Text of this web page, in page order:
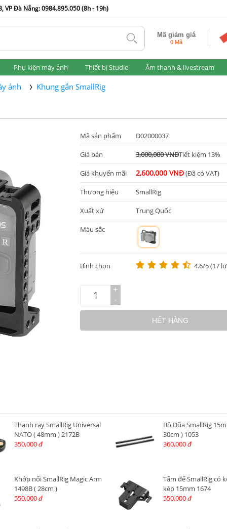
VP Đà Nẵng: 0984.895.050 (8h - 19h)
tlk Mã giảm giá
0 Mã
Phụ kiện máy ảnh Thiết bị Studio Âm thanh & livestream
ảnh Khung gắn SmallRig
Mã sản phẩm D02000037
Giá bán 3,000,000 VNĐTiết kiệm 13%
Giá khuyến mãi 2,600,000 VNĐ(Đã có VAT)
Thương hiệu SmallRig
Xuất xứ Trung Quốc
Màu sắc
m
Bình chọn 4.6/5 (17
+
-
HẾT HÀNG
Thanh ray SmallRig Universal
NATO ( 48mm ) 2172B
350,000 đ
Bộ Đũa SmallRig
30cm ) 1053
360,000 đ
Khớp nối SmallRig Magic Arm
1498B ( 28cm )
550,000 đ
Tấm đế SmallRig có
kép 15mm 1674
550,000 đ